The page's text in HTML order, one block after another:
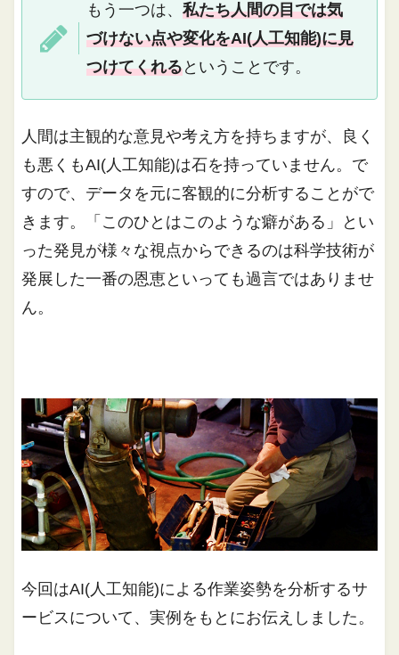
もう一つは、私たち人間の目では気
づけない点や変化をAI(人工知能)に見
つけてくれるということです。
人間は主観的な意見や考え方を持ちますが、良く
も悪くもAI(人工知能)は石を持っていません。で
すので、データを元に客観的に分析することがで
きます。「このひとはこのような癖がある」とい
った発見が様々な視点からできるのは科学技術が
発展した一番の恩恵といっても過言ではありませ
ん。
今回はAI(人工知能)による作業姿勢を分析するサ
ービスについて、実例をもとにお伝えしました。